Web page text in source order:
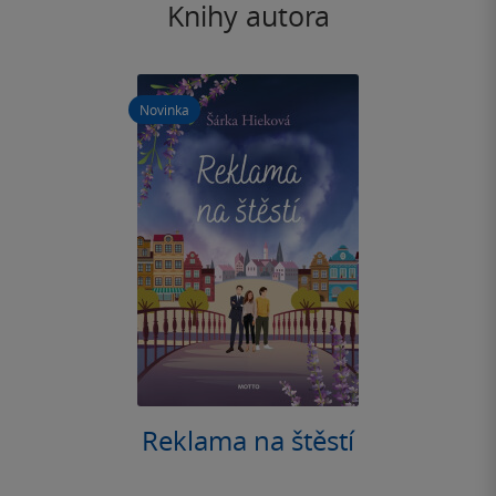
Knihy autora
Novinka
Reklama na štěstí